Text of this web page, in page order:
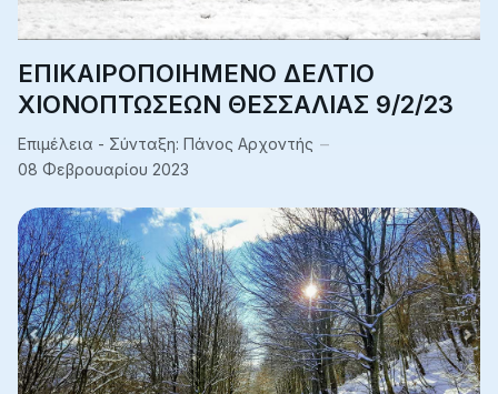
ΕΠΙΚΑΙΡΟΠΟΙΗΜΕΝΟ ΔΕΛΤΙΟ
ΧΙΟΝΟΠΤΩΣΕΩΝ ΘΕΣΣΑΛΙΑΣ 9/2/23
Επιμέλεια - Σύνταξη: Πάνος Αρχοντής
08 Φεβρουαρίου 2023